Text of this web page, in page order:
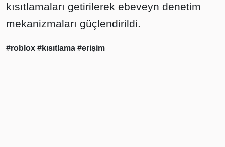
kısıtlamaları getirilerek ebeveyn denetim
mekanizmaları güçlendirildi.
#roblox #kısıtlama #erişim